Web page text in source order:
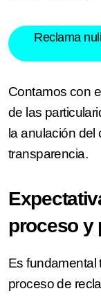
Reclama
Contamos con
de las
la anulación
transparencia.
proceso y
Es fundamental
proceso de